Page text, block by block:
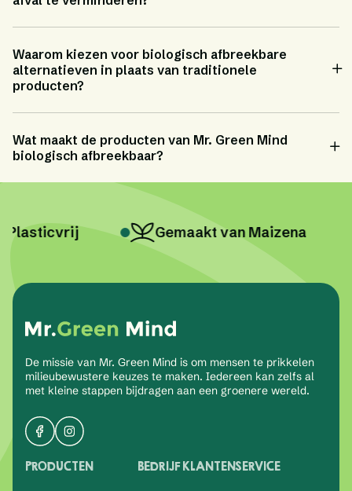
Waarom kiezen voor biologisch afbreekbare
alternatieven in plaats van traditionele
producten?
Wat maakt de producten van Mr. Green Mind
biologisch afbreekbaar?
Gemaakt van Maizena
De missie van Mr. Green Mind is om mensen te prikkelen
milieubewustere keuzes te maken. Iedereen kan zelfs al
met kleine stappen bijdragen aan een groenere wereld.
PRODUCTEN BEDRIJF KLANTENSERVICE